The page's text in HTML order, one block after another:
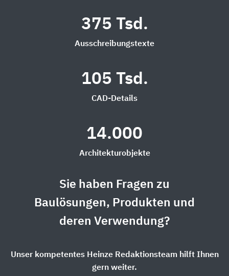
375 Tsd.
Ausschreibungstexte
105 Tsd.
CAD-Details
14.000
Architekturobjekte
Sie haben Fragen zu
Baulösungen, Produkten und
deren Verwendung?
Unser kompetentes Heinze Redaktionsteam hilft Ihnen
gern weiter.